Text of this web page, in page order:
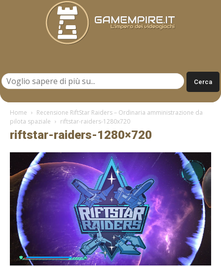
Home
Recensione RiftStar Raiders – Ordinaria amministrazione da
pilota spaziale
riftstar-raiders-1280x720
riftstar-raiders-1280×720